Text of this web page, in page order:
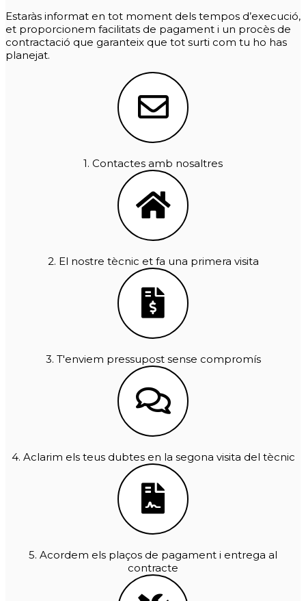
Estaràs informat en tot moment dels tempos d’execució,
et proporcionem facilitats de pagament i un procès de
contractació que garanteix que tot surti com tu ho has
planejat.
1. Contactes amb nosaltres
2. El nostre tècnic et fa una primera visita
3. T'enviem pressupost sense compromís
4. Aclarim els teus dubtes en la segona visita del tècnic
5. Acordem els plaços de pagament i entrega al
contracte